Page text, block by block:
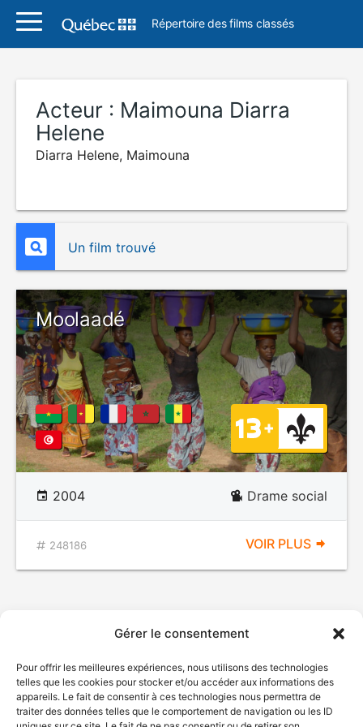
Gérer le consentement
Pour offrir les meilleures expériences, nous utilisons des technologies
telles que les cookies pour stocker et/ou accéder aux informations des
appareils. Le fait de consentir à ces technologies nous permettra de
traiter des données telles que le comportement de navigation ou les ID
Répertoire des films classés
Acteur : Maimouna Diarra
Helene
Diarra Helene, Maimouna
Un film trouvé
Moolaadé
2004 Drame social
248186 VOIR PLUS